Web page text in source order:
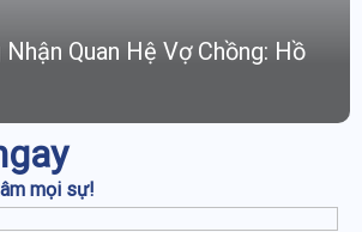
Quan Hệ Vợ Chồng: Hồ
mọi sự!